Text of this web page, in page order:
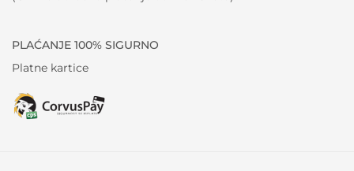
PLAĆANJE 100% SIGURNO
Platne kartice